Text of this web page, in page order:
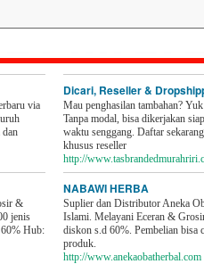
via
&
jenis
Hub:
Dicari, Reseller &
Mau penghasilan tambahan?
Tanpa modal, bisa dikerjakan
waktu senggang. Daftar
khusus reseller
http://
NABAWI HERBA
Suplier dan Distributor Aneka
Islami. Melayani Eceran &
diskon s.d 60%. Pembelian bisa
produk.
http://www.anekaobatherbal.com